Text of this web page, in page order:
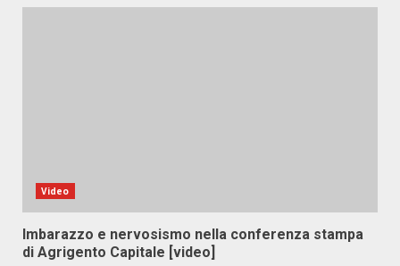
Video
Imbarazzo e nervosismo nella conferenza stampa
di Agrigento Capitale [video]